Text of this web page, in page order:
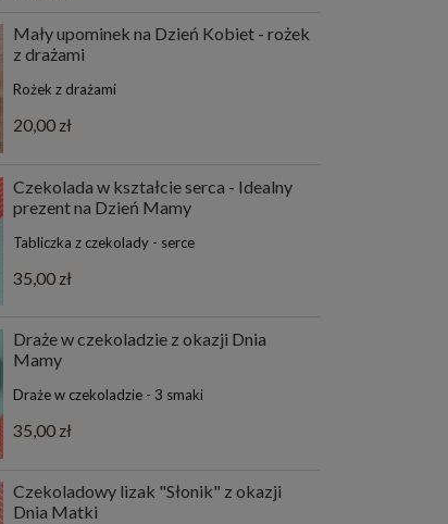
Mały upominek na Dzień Kobiet - rożek
z drażami
Rożek z drażami
20,00 zł
Czekolada w kształcie serca - Idealny
prezent na Dzień Mamy
Tabliczka z czekolady - serce
35,00 zł
Draże w czekoladzie z okazji Dnia
Mamy
Draże w czekoladzie - 3 smaki
35,00 zł
Czekoladowy lizak "Słonik" z okazji
Dnia Matki